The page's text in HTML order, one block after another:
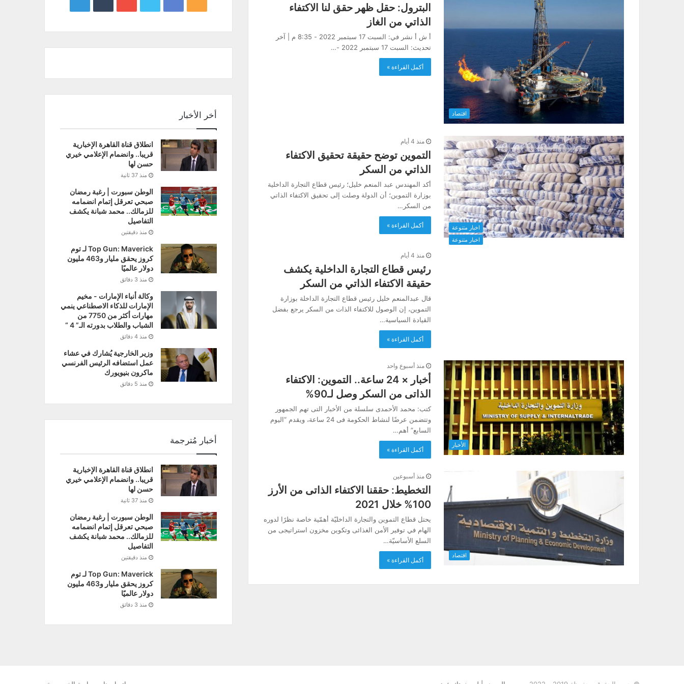
اقتصاد
البترول: حقل ظهر حقق لنا الاكتفاء
الذاتي من الغاز
أ ش أ نشر في: السبت 17 سبتمبر 2022 - 8:35 م | آخر
تحديث: السبت 17 سبتمبر 2022 -…
أكمل القراءة »
اخبار متنوعة
منذ 4 أيام
التموين توضح حقيقة تحقيق الاكتفاء
الذاتي من السكر
أكد المهندس عبد المنعم خليل؛ رئيس قطاع التجارة الداخلية
بوزارة التموين؛ أن الدولة وصلت إلى تحقيق الاكتفاء الذاتي
من السكر…
أكمل القراءة »
اخبار متنوعة
منذ 4 أيام
رئيس قطاع التجارة الداخلية يكشف
حقيقة الاكتفاء الذاتي من السكر
قال عبدالمنعم خليل رئيس قطاع التجارة الداخلة بوزارة
التموين، إن الوصول للاكتفاء الذات من السكر يرجع بفضل
القيادة السياسية…
أكمل القراءة »
الأخبار
منذ أسبوع واحد
أخبار × 24 ساعة.. التموين: الاكتفاء
الذاتى من السكر وصل لـ90%
كتب: محمد الأحمدى سلسلة من الأخبار التى تهم الجمهور
وتتضمن عرضًا لنشاط الحكومة فى 24 ساعة، ويقدم “اليوم
السابع” أهم…
أكمل القراءة »
اقتصاد
منذ أسبوعين
التخطيط: حققنا الاكتفاء الذاتى من الأرز
100% خلال 2021
يحتل قطاع التموين والتجارة الداخليّة أهمّية خاصة نظرًا لدوره
الهام في توفير الأمن الغذائى وتكوين مخزون استراتيجى من
السلع الأساسيّة…
أكمل القراءة »
أخر الأخبار
انطلاق قناة القاهرة الإخبارية
قريبا.. وانضمام الإعلامي خيري
حسن لها
منذ 37 ثانية
الوطن سبورت | رغبة رمضان
صبحي تعرقل إتمام انضمامه
للزمالك.. محمد شبانة يكشف
التفاصيل
منذ دقيقتين
Top Gun: Maverick لـ توم
كروز يحقق مليار و463 مليون
دولار عالميًا
منذ 3 دقائق
وكالة أنباء الإمارات - مخيم
الإمارات للذكاء الاصطناعي ينمي
مهارات أكثر من 7750 من
الشباب والطلاب بدورته الـ” 4 “
منذ 4 دقائق
وزير الخارجية يُشارك في عشاء
عمل استضافه الرئيس الفرنسي
ماكرون بنيويورك
منذ 5 دقائق
أخبار مُترجمة
انطلاق قناة القاهرة الإخبارية
قريبا.. وانضمام الإعلامي خيري
حسن لها
منذ 37 ثانية
الوطن سبورت | رغبة رمضان
صبحي تعرقل إتمام انضمامه
للزمالك.. محمد شبانة يكشف
التفاصيل
منذ دقيقتين
Top Gun: Maverick لـ توم
كروز يحقق مليار و463 مليون
دولار عالميًا
منذ 3 دقائق
google